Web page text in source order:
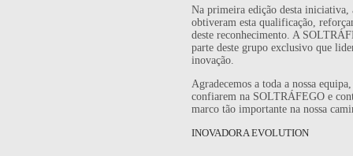
Na primeira edição desta iniciativa,
obtiveram esta qualificação,
deste reconhecimento. A
parte deste grupo exclusivo que
inovação.
Agradecemos a toda a nossa
confiarem na SOLTRÁFEGO e
marco tão importante na nossa
INOVADORA EVOLUTION